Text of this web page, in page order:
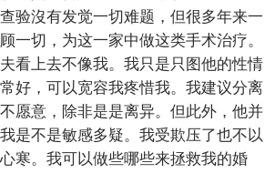
验沒有发觉一切难题，但很多年来一
一切，为这一家中做这类手术治疗。
看上去不像我。我只是只图他的性情
好，可以宽容我疼惜我。我建议分离
愿意，除非是是离异。但此外，他并
是不是敏感多疑。我受欺压了也不以
寒。我可以做些哪些来拯救我的婚